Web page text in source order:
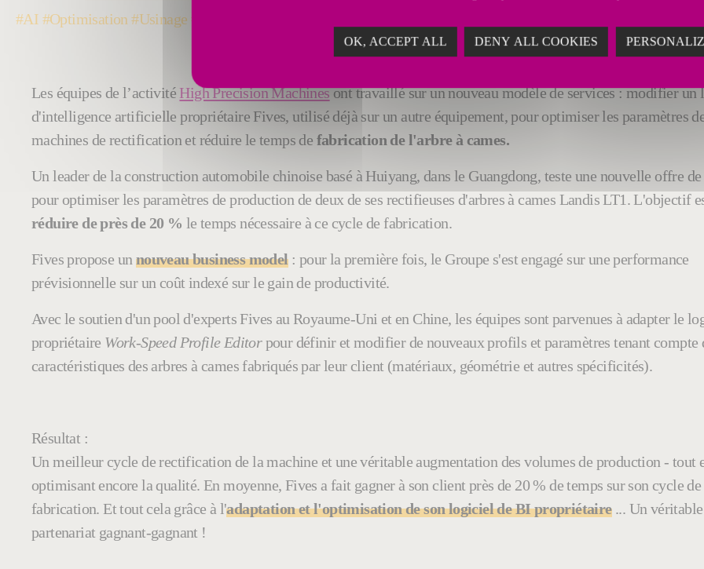
#AI #Optimisation #Usinage #ArbreàCames #Automobile #AugmentationdelaProductivité #UsineduFutur
Les équipes de l’activité High Precision Machinesont travaillé sur un nouveau modèle de services : modifier un
d'intelligence artificielle propriétaire Fives, utilisé déjà sur un autre équipement, pour optimiser les paramètres
machines de rectification et réduire le temps de fabrication de l'arbre à cames.
Un leader de la construction automobile chinoise basé à Huiyang, dans le Guangdong, teste une nouvelle offre
pour optimiser les paramètres de production de deux de ses rectifieuses d'arbres à cames Landis LT1. L'objectif
réduire de près de 20 % le temps nécessaire à ce cycle de fabrication.
Fives propose un nouveau business model: pour la première fois, le Groupe s'est engagé sur une performance
prévisionnelle sur un coût indexé sur le gain de productivité.
Avec le soutien d'un pool d'experts Fives au Royaume-Uni et en Chine, les équipes sont parvenues à adapter le
propriétaire Work-Speed ​​Profile Editorpour définir et modifier de nouveaux profils et paramètres tenant compte
caractéristiques des arbres à cames fabriqués par leur client (matériaux, géométrie et autres spécificités).
Résultat :
Un meilleur cycle de rectification de la machine et une véritable augmentation des volumes de production - tout
optimisant encore la qualité. En moyenne, Fives a fait gagner à son client près de 20 % de temps sur son cycle de
fabrication. Et tout cela grâce à l'adaptation et l'optimisation de son logiciel de BI propriétaire... Un véritable
partenariat gagnant-gagnant !
OK, ACCEPT ALL DENY ALL COOKIES